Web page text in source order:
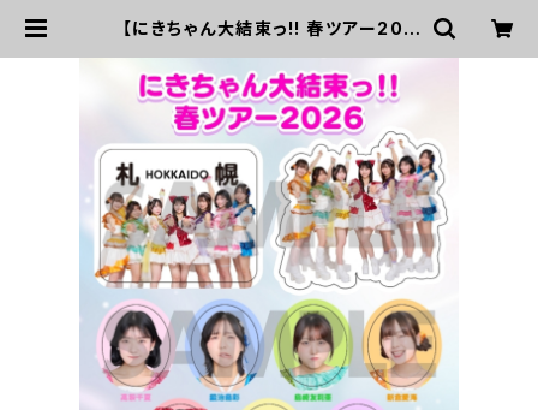
【にきちゃん大結束っ!! 春ツアー202
道） | UP UP GIRLS SHOP